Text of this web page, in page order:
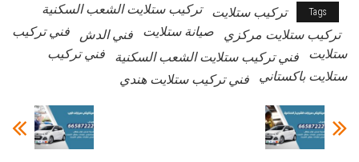
Tags تركيب ستلايت
تركيب ستلايت الشعب السكنية
تركيب ستلايت مركزي
صيانة ستلايت فني الدش
فني تركيب
ستلايت
فني تركيب ستلايت الشعب السكنية
فني تركيب
ستلايت باكستاني
فني تركيب ستلايت هندي